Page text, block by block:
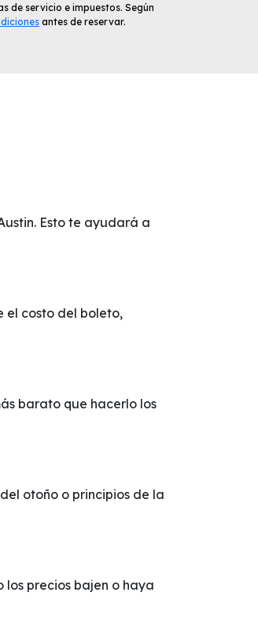
de servicio e impuestos. Según
antes de reservar.
Esto te ayudará a
el costo del boleto,
barato que hacerlo los
otoño o principios de la
los precios bajen o haya